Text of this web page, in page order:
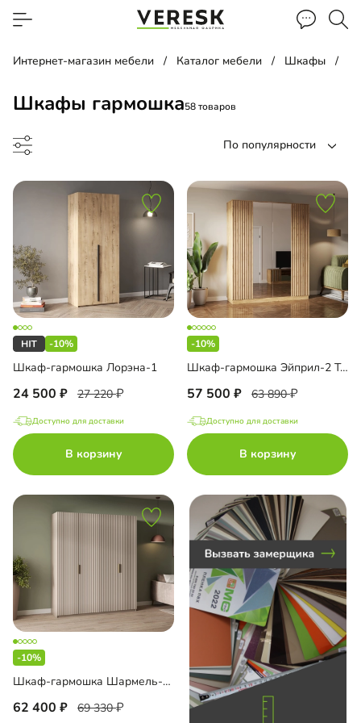
Интернет-магазин мебели Каталог мебели Шкафы
Шкафы гармошка58 товаров
По популярности
гармошки
до
до
-10%
Шкаф-гармошка Лорэна-1
24 500 27 220
Доступно для доставки
В корзину
-10%
Шкаф-гармошка Эйприл-2 Тип 1
57 500 63 890
Доступно для доставки
В корзину
-10%
Шкаф-гармошка Шармель-2 Лайф
62 400 69 330